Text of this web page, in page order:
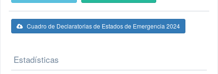
Cuadro de Declaratorias de Estados de Emergencia 2024
Estadísticas